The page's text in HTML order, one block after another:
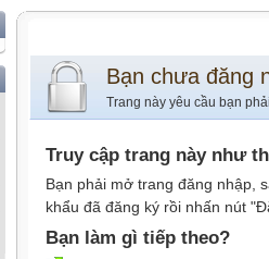
Bạn chưa đăng
Trang này yêu cầu bạn
Truy cập trang này như
Bạn phải mở trang đăng nhập,
khẩu đã đăng ký rồi nhấn nút
Bạn làm gì tiếp theo?